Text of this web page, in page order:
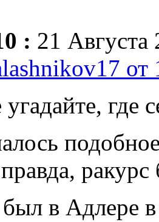
: 21 Августа
от
где
в Адлере